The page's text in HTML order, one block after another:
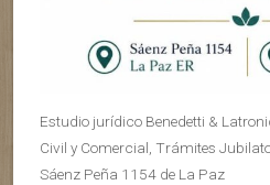
Estudio jurídico Benedetti &
Civil y Comercial, Trámites
Sáenz Peña 1154 de La Paz